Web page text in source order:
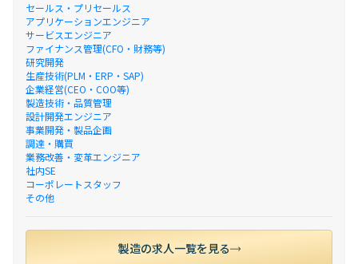
セールス・プリセールス
アプリケーションエンジニア
サービスエンジニア
ファイナンス管理(CFO・財務等)
研究開発
生産技術(PLM・ERP・SAP)
企業経営(CEO・COO等)
製造技術・品質管理
設計開発エンジニア
事業開発・製品企画
調達・購買
業務改善・変革エンジニア
社内SE
コーポレートスタッフ
その他
製造の求人一覧を見る